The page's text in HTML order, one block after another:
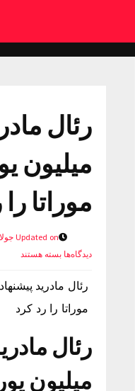
میلیون
موراتا
Updated on جولای 13, 2016
دیدگاه‌هابسته هستند
موراتا را رد کرد
میلیون